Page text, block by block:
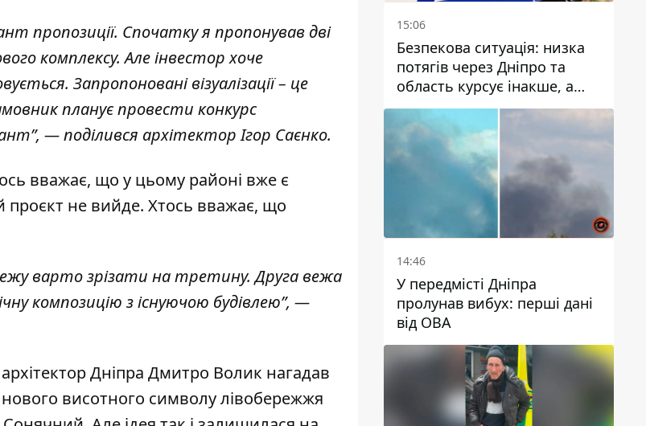
пропозиції. Спочатку я пропонував дві
комплексу. Але інвестор хоче
Запропоновані візуалізації – це
планує провести конкурс
— поділився архітектор Ігор Саєнко.
вважає, що у цьому районі вже є
проєкт не вийде. Хтось вважає, що
варто зрізати на третину. Друга вежа
композицію з існуючою будівлею”, —
Дніпра Дмитро Волик нагадав
висотного символу лівобережжя
15:06
Безпекова ситуація: низка
потягів через Дніпро та
область курсує інакше, а
частину шляху замінили
автобусами та
електричками
14:46
У передмісті Дніпра
пролунав вибух: перші дані
від ОВА